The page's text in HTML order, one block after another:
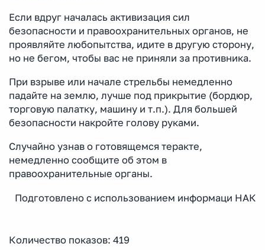
Если вдруг началась активизация сил
безопасности и правоохранительных органов, не
проявляйте любопытства, идите в другую сторону,
но не бегом, чтобы вас не приняли за противника.
При взрыве или начале стрельбы немедленно
падайте на землю, лучше под прикрытие (бордюр,
торговую палатку, машину и т.п.). Для большей
безопасности накройте голову руками.
Случайно узнав о готовящемся теракте,
немедленно сообщите об этом в
правоохранительные органы.
Подготовлено с использованием информаци НАК
Количество показов: 419